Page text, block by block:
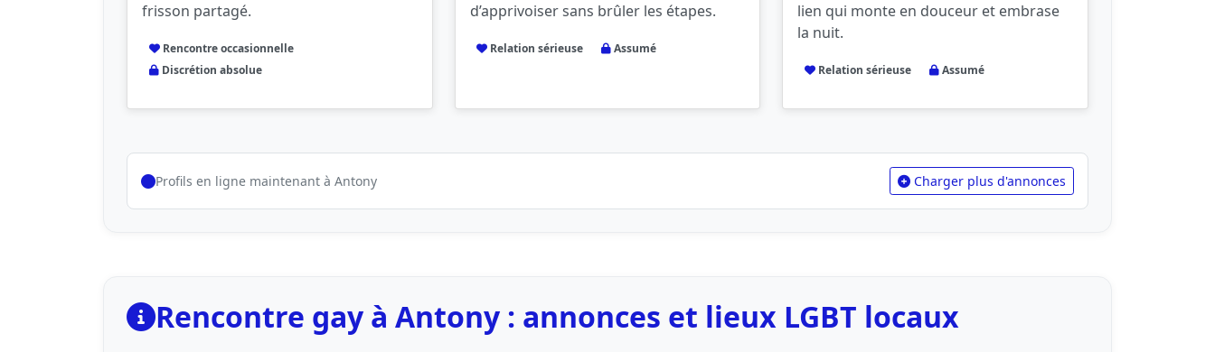
frisson partagé.
Rencontre occasionnelle
Discrétion absolue
d’apprivoiser sans brûler les étapes.
Relation sérieuse Assumé
lien qui monte en douceur et embrase
la nuit.
Relation sérieuse Assumé
Profils en ligne maintenant à Antony Charger plus d'annonces
Rencontre gay à Antony : annonces et lieux LGBT locaux